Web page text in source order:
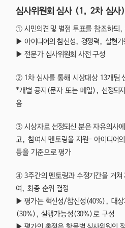
심사위원회 심사 (1, 2차 심사)
① 시민의견 및 별점 투표를 참조하되,
▶ 아이디어의 참신성, 경쟁력, 실현가
▶ 전문가 심사위원회 사전 구성
② 1차 심사를 통해 시상대상 13개팀
*개별 공지(문자 또는 메일), 선정되
음
③ 시상자로 선정되신 분은 자유의사
고, 참여시 멘토링을 지원- 아이디어
등을 기준으로 평가
④ 3주간의 멘토링과 수정기간을 거쳐
여, 최종 순위 결정
▶ 평가는 혁신성/참신성(40%), 대상
(30%), 실행가능성(30%)로 구성
▶ 평가의 총점은 항목별 심사위원의